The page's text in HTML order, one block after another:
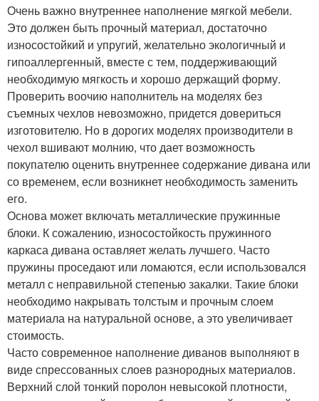
Очень важно внутреннее наполнение мягкой мебели.
Это должен быть прочный материал, достаточно
износостойкий и упругий, желательно экологичный и
гипоаллергенный, вместе с тем, поддерживающий
необходимую мягкость и хорошо держащий форму.
Проверить воочию наполнитель на моделях без
съемных чехлов невозможно, придется довериться
изготовителю. Но в дорогих моделях производители в
чехол вшивают молнию, что дает возможность
покупателю оценить внутреннее содержание дивана или
со временем, если возникнет необходимость заменить
его.
Основа может включать металлические пружинные
блоки. К сожалению, износостойкость пружинного
каркаса дивана оставляет желать лучшего. Часто
пружины проседают или ломаются, если использовался
металл с неправильной степенью закалки. Такие блоки
необходимо накрывать толстым и прочным слоем
материала на натуральной основе, а это увеличивает
стоимость.
Часто современное наполнение диванов выполняют в
виде спрессованных слоев разнородных материалов.
Верхний слой тонкий поролон невысокой плотности,